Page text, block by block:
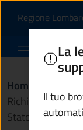
Regione
Home
Richiedere
Stato Civile
La
Il tuo